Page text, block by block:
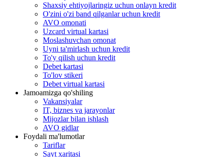
Shaxsiy ehtiyojlaringiz uchun onlayn kredit
O'zini o'zi band qilganlar uchun kredit
AVO omonati
Uzcard virtual kartasi
Moslashuvchan omonat
Uyni ta'mirlash uchun kredit
To'y qilish uchun kredit
Debet kartasi
To'lov stikeri
Debet virtual kartasi
Jamoamizga qo'shiling
Vakansiyalar
IT, biznes va jarayonlar
Mijozlar bilan ishlash
AVO gidlar
Foydali ma'lumotlar
Tariflar
Sayt xaritasi